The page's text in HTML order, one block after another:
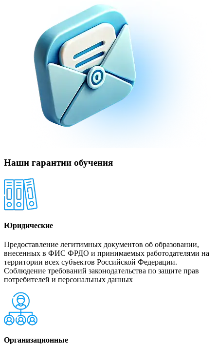
Наши гарантии обучения
Юридические
Предоставление легитимных документов об образовании,
внесенных в ФИС ФРДО и принимаемых работодателями на
территории всех субъектов Российской Федерации.
Соблюдение требований законодательства по защите прав
потребителей и персональных данных
Организационные